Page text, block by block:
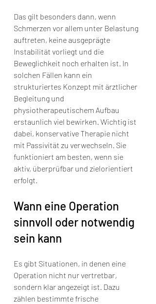
Das gilt besonders dann, wenn
Schmerzen vor allem unter Belastung
auftreten, keine ausgeprägte
Instabilität vorliegt und die
Beweglichkeit noch erhalten ist. In
solchen Fällen kann ein
strukturiertes Konzept mit ärztlicher
Begleitung und
physiotherapeutischem Aufbau
erstaunlich viel bewirken. Wichtig ist
dabei, konservative Therapie nicht
mit Passivität zu verwechseln. Sie
funktioniert am besten, wenn sie
aktiv, überprüfbar und zielorientiert
erfolgt.
Wann eine Operation
sinnvoll oder notwendig
sein kann
Es gibt Situationen, in denen eine
Operation nicht nur vertretbar,
sondern klar angezeigt ist. Dazu
zählen bestimmte frische